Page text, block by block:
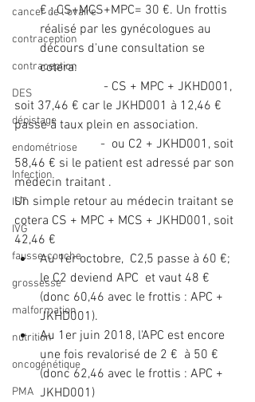
cancer de l'ovaire
contraception
contraception
DES
dépistage
endométriose
Infection
IST
IVG
fausse-couche
grossesse
malformation
nutrition
oncogénétique
PMA
€ : CS+MCS+MPC= 30 €. Un frottis
réalisé par les gynécologues au
décours d'une consultation se
cotera:
                            - CS + MPC + JKHD001,
soit 37,46 € car le JKHD001 à 12,46 €
passe à taux plein en association.
                           -  ou C2 + JKHD001, soit
58,46 € si le patient est adressé par son
médecin traitant .
Un simple retour au médecin traitant se
cotera CS + MPC + MCS + JKHD001, soit
42,46 €
Au 1er octobre,  C2,5 passe à 60 €;
le C2 deviend APC  et vaut 48 €
(donc 60,46 avec le frottis : APC +
JKHD001).
Au 1er juin 2018, l'APC est encore
une fois revalorisé de 2 €  à 50 €
(donc 62,46 avec le frottis : APC +
JKHD001)